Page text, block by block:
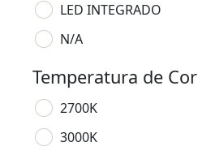
LED INTEGRADO
N/A
Temperatura de Cor
2700K
3000K